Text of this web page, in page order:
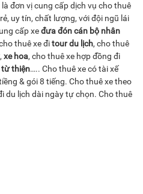
đơn vị cung cấp dịch vụ cho thuê
uy tín, chất lượng, với đội ngũ lái
cấp xeđưa đón cán bộ nhân
thuê xe đitour du lịch, cho thuê
, xe hoa, cho thuê xe hợp đồng đi
từ thiện….. Cho thuê xe có tài xế
& gói 8 tiếng. Cho thuê xe theo
du lịch dài ngày tự chọn. Cho thuê